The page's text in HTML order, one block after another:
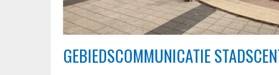
GEBIEDSCOMMUNICATIE